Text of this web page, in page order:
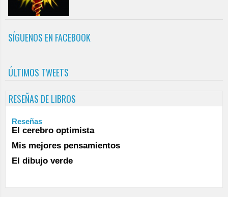
SÍGUENOS EN FACEBOOK
ÚLTIMOS TWEETS
RESEÑAS DE LIBROS
Reseñas
El cerebro optimista
Mis mejores pensamientos
El dibujo verde